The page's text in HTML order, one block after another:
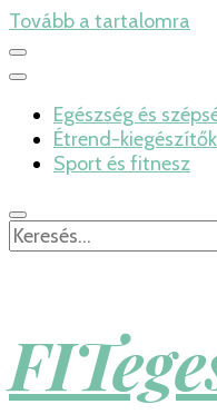
Tovább a tartalomra
Egészség és
Étrend-kiegészítők
Sport és fitnesz
Keresés: